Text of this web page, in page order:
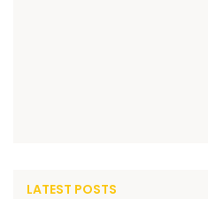
LATEST POSTS